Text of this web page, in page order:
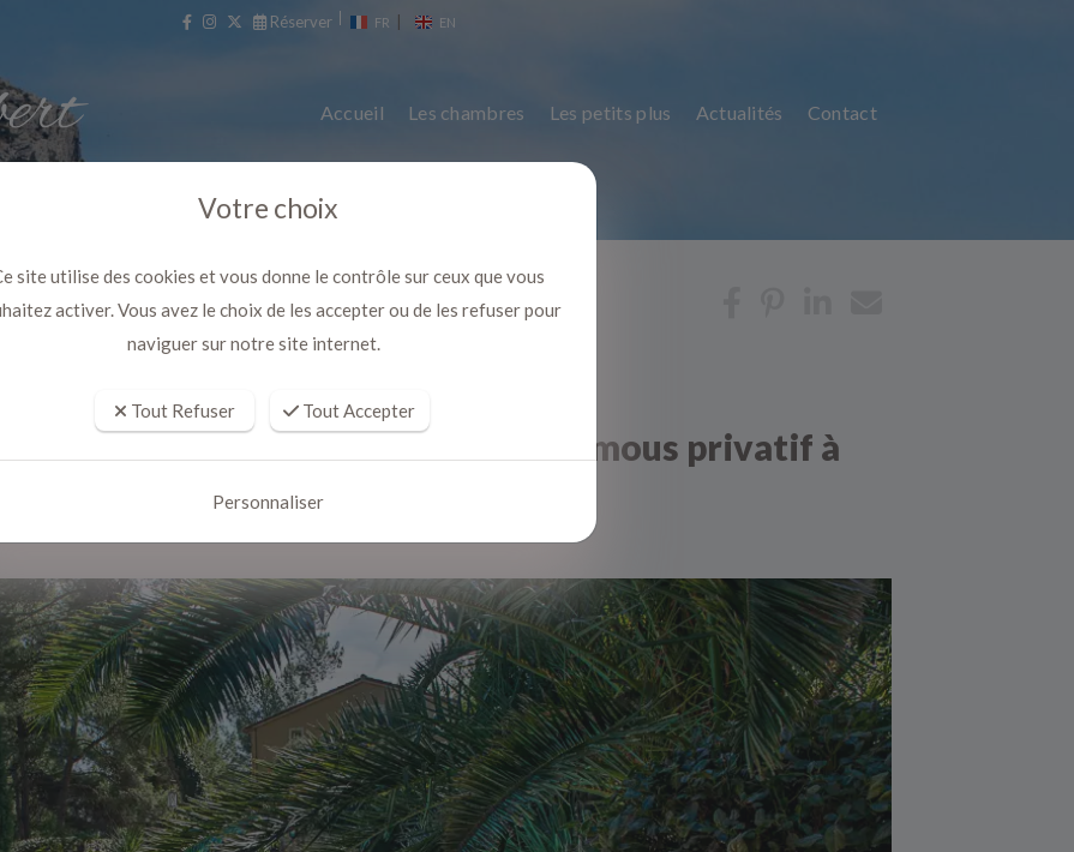
Réserver FR EN
Accueil Les chambres Les petits plus Actualités Contact
avec la piscine et le Bain à remous privatif à
aubagne prés de cassis
Votre choix
site utilise des cookies et vous donne le contrôle sur ceux que vous
activer. Vous avez le choix de les accepter ou de les refuser pour
naviguer sur notre site internet.
Tout Refuser Tout Accepter
Personnaliser